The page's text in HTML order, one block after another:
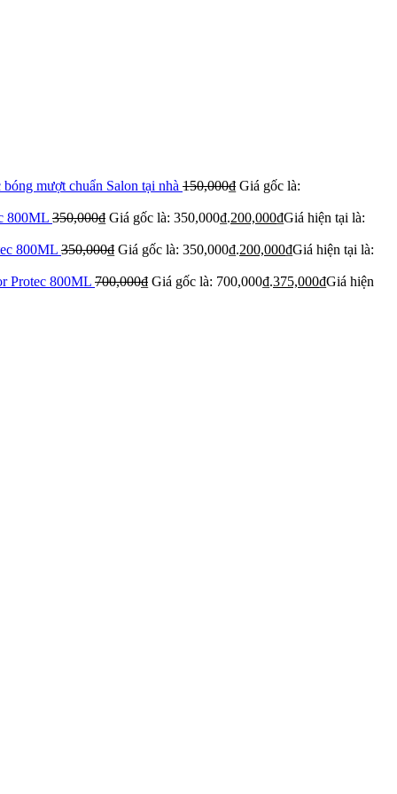
mượt chuẩn Salon tại nhà 150,000₫ Giá gốc là:
800ML 350,000₫ Giá gốc là: 350,000₫.200,000₫Giá hiện tại là:
800ML 350,000₫ Giá gốc là: 350,000₫.200,000₫Giá hiện tại là:
Protec 800ML 700,000₫ Giá gốc là: 700,000₫.375,000₫Giá hiện